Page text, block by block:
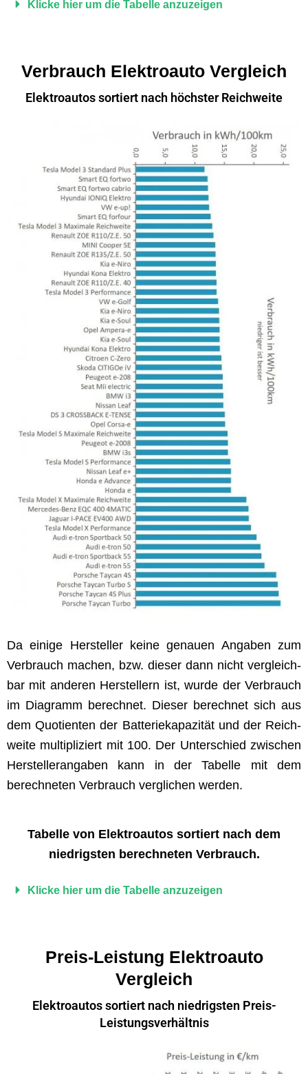
Klicke hier um die Tabelle anzuzeigen
Verbrauch Elektroauto Vergleich
Elektroautos sortiert nach höchster Reichweite
Da einige Her­steller keine genauen Angaben zum
Ver­brauch machen, bzw. dieser dann nicht ver­gle­ich­
bar mit anderen Her­stellern ist, wurde der Ver­brauch
im Dia­gramm berech­net. Dieser berech­net sich aus
dem Quo­tien­ten der Bat­terieka­paz­ität und der Reich­
weite mul­ti­pliziert mit 100. Der Unter­schied zwis­chen
Her­stellerangaben kann in der Tabelle mit dem
berech­neten Ver­brauch ver­glichen werden.
Tabelle von Elek­troau­tos sortiert nach dem
niedrig­sten berech­neten Verbrauch.
Klicke hier um die Tabelle anzuzeigen
Preis-Leistung Elektroauto
Vergleich
Elektroautos sortiert nach niedrigsten Preis-
Leistungsverhältnis